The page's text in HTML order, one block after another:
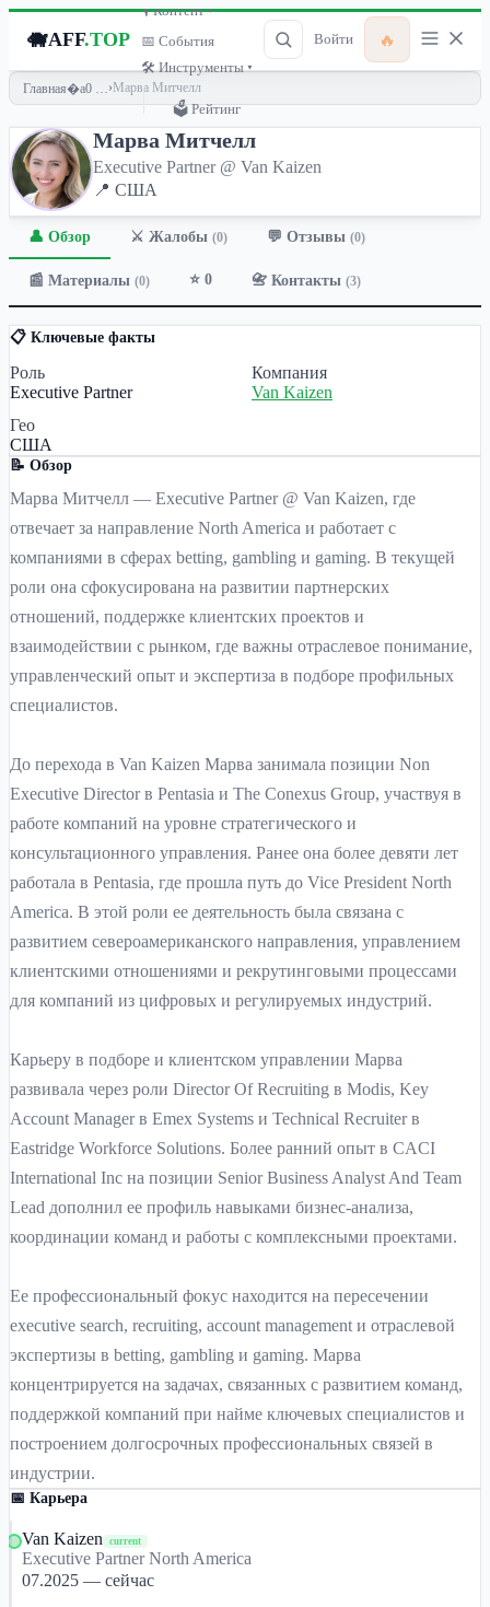
🐗AFF.TOP
🎙 Контент ▾
📅 События
🛠 Инструменты ▾
🗳 Рейтинг
Войти 🔥
Главная › Марва Митчелл
Марва Митчелл
Executive Partner @ Van Kaizen
📍 США
👤 Обзор ⚔️ Жалобы (0) 💬 Отзывы (0)
📰 Материалы (0) ⭐ 0 📇 Контакты (3)
📋 Ключевые факты
Роль
Executive Partner
Компания
Van Kaizen
Гео
США
📝 Обзор
Марва Митчелл — Executive Partner @ Van Kaizen, где
отвечает за направление North America и работает с
компаниями в сферах betting, gambling и gaming. В текущей
роли она сфокусирована на развитии партнерских
отношений, поддержке клиентских проектов и
взаимодействии с рынком, где важны отраслевое понимание,
управленческий опыт и экспертиза в подборе профильных
специалистов.
До перехода в Van Kaizen Марва занимала позиции Non
Executive Director в Pentasia и The Conexus Group, участвуя в
работе компаний на уровне стратегического и
консультационного управления. Ранее она более девяти лет
работала в Pentasia, где прошла путь до Vice President North
America. В этой роли ее деятельность была связана с
развитием североамериканского направления, управлением
клиентскими отношениями и рекрутинговыми процессами
для компаний из цифровых и регулируемых индустрий.
Карьеру в подборе и клиентском управлении Марва
развивала через роли Director Of Recruiting в Modis, Key
Account Manager в Emex Systems и Technical Recruiter в
Eastridge Workforce Solutions. Более ранний опыт в CACI
International Inc на позиции Senior Business Analyst And Team
Lead дополнил ее профиль навыками бизнес-анализа,
координации команд и работы с комплексными проектами.
Ее профессиональный фокус находится на пересечении
executive search, recruiting, account management и отраслевой
экспертизы в betting, gambling и gaming. Марва
концентрируется на задачах, связанных с развитием команд,
поддержкой компаний при найме ключевых специалистов и
построением долгосрочных профессиональных связей в
индустрии.
📅 Карьера
Van Kaizen current
Executive Partner North America
07.2025 — сейчас